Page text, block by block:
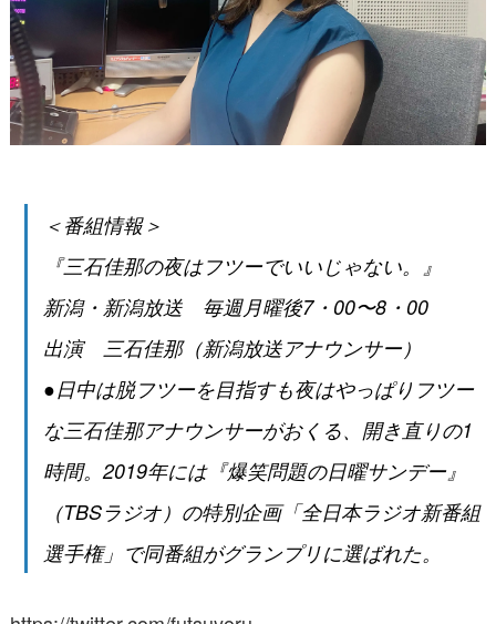
＜番組情報＞
『三石佳那の夜はフツーでいいじゃない。』
新潟・新潟放送 毎週月曜後7・00〜8・00
出演 三石佳那（新潟放送アナウンサー）
●日中は脱フツーを目指すも夜はやっぱりフツー
な三石佳那アナウンサーがおくる、開き直りの1
時間。2019年には『爆笑問題の日曜サンデー』
（TBSラジオ）の特別企画「全日本ラジオ新番組
選手権」で同番組がグランプリに選ばれた。